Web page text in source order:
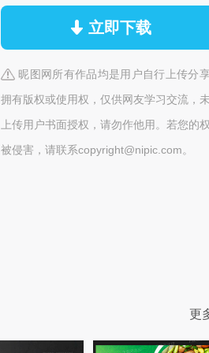
立即下载
昵图网所有作品均是用户自行上传分
拥有版权或使用权，仅供网友学习交流，
上传用户书面授权，请勿作他用。若您的
被侵害，请联系copyright@nipic.com。
更